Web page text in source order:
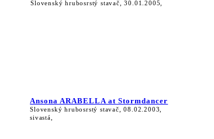
Slovenský hrubosrstý stavač, 30.01.2005,
Ansona ARABELLA at Stormdancer
Slovenský hrubosrstý stavač, 08.02.2003,
sivastá,